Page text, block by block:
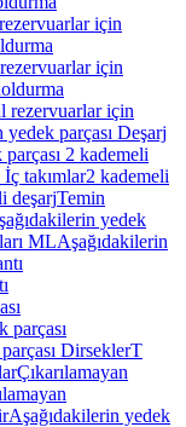
için
için
rezervuarlar için
yedek parçası Deşarj
2 kademeli
İç takımlar2 kademeli
deşarjTemin
yedek
MLAşağıdakilerin
parçası
DirseklerT
Çıkarılamayan
Aşağıdakilerin yedek